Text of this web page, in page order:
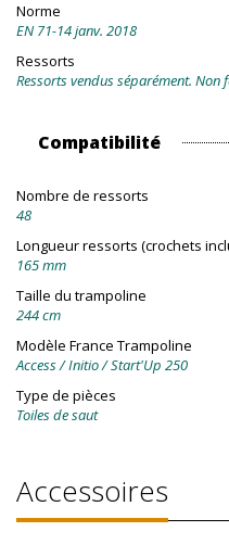
Norme
EN 71-14 janv. 2018
Ressorts
Ressorts vendus séparément. Non
Compatibilité
Nombre de ressorts
48
Longueur ressorts (crochets
165 mm
Taille du trampoline
244 cm
Modèle France Trampoline
Access / Initio / Start'Up 250
Type de pièces
Toiles de saut
Accessoires